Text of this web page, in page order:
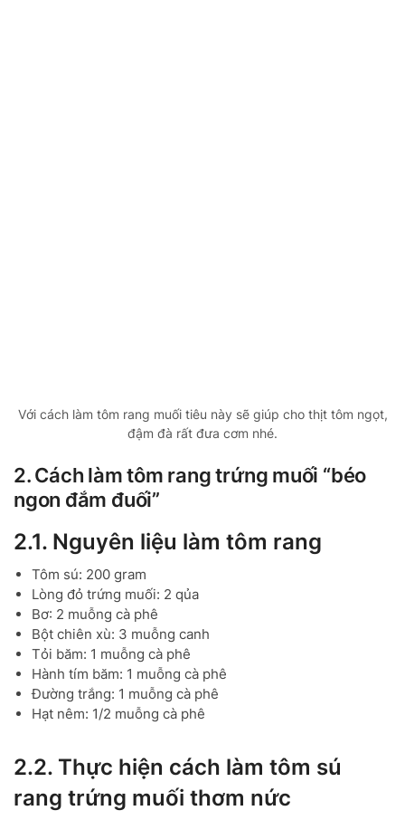
Với cách làm tôm rang muối tiêu này sẽ giúp cho thịt tôm ngọt,
đậm đà rất đưa cơm nhé.
2. Cách làm tôm rang trứng muối “béo
ngon đắm đuối”
2.1. Nguyên liệu làm tôm rang
Tôm sú: 200 gram
Lòng đỏ trứng muối: 2 qủa
Bơ: 2 muỗng cà phê
Bột chiên xù: 3 muỗng canh
Tỏi băm: 1 muỗng cà phê
Hành tím băm: 1 muỗng cà phê
Đường trắng: 1 muỗng cà phê
Hạt nêm: 1/2 muỗng cà phê
2.2. Thực hiện cách làm tôm sú
rang trứng muối thơm nức